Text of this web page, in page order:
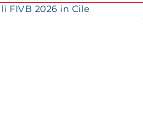
FIVB 2026 in Cile